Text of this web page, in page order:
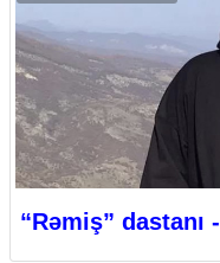
“Rəmiş” dastanı -